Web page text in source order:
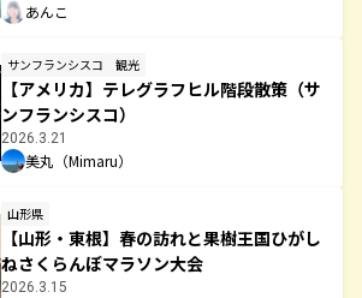
あんこ
サンフランシスコ 観光
【アメリカ】テレグラフヒル階段散策（サ
ンフランシスコ）
2026.3.21
美丸（Mimaru）
山形県
【山形・東根】春の訪れと果樹王国ひがし
ねさくらんぼマラソン大会
2026.3.15